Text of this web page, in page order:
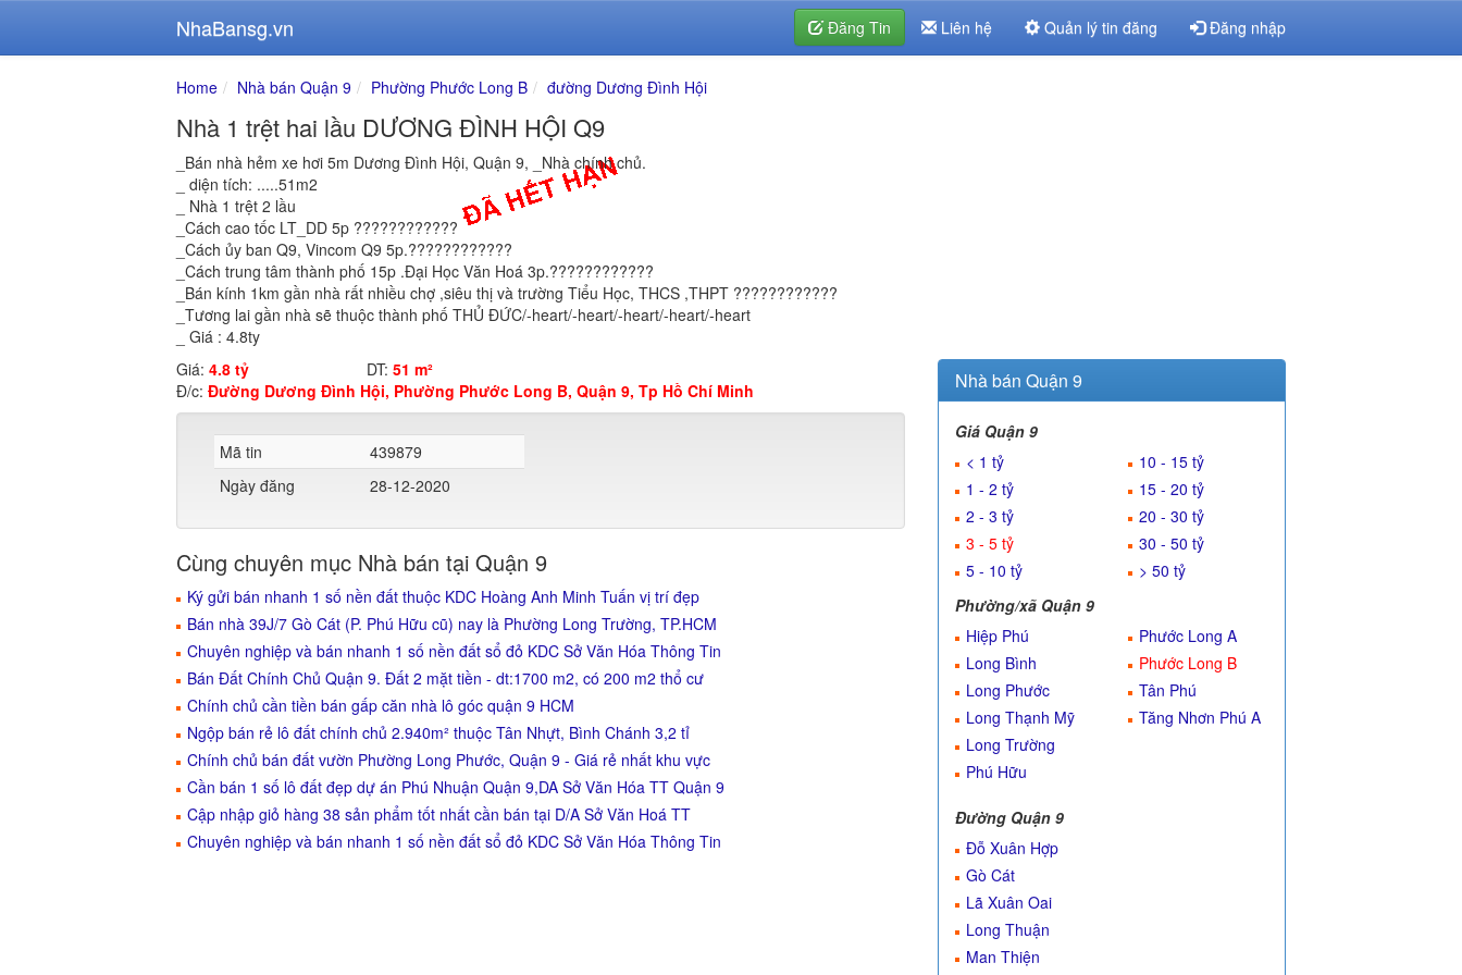
NhaBansg.vn Đăng Tin Liên hệ Quản lý tin đăng Đăng nhập
Home Nhà bán Quận 9 Phường Phước Long B đường Dương Đình Hội
Nhà 1 trệt hai lầu DƯƠNG ĐÌNH HỘI Q9
_Bán nhà hẻm xe hơi 5m Dương Đình Hội, Quận 9, _Nhà chính chủ.
_ diện tích: .....51m2
_ Nhà 1 trệt 2 lầu
_Cách cao tốc LT_DD 5p ????????????
_Cách ủy ban Q9, Vincom Q9 5p.????????????
_Cách trung tâm thành phố 15p .Đại Học Văn Hoá 3p.????????????
_Bán kính 1km gần nhà rất nhiều chợ ,siêu thị và trường Tiểu Học, THCS ,THPT ????????????
_Tương lai gần nhà sẽ thuộc thành phố THỦ ĐỨC/-heart/-heart/-heart/-heart/-heart
_ Giá : 4.8ty
Giá: 4.8 tỷ DT: 51 m²
Đ/c: Đường Dương Đình Hội, Phường Phước Long B, Quận 9, Tp Hồ Chí Minh
Mã tin
439879
Ngày đăng
28-12-2020
Cùng chuyên mục Nhà bán tại Quận 9
Ký gửi bán nhanh 1 số nền đất thuộc KDC Hoàng Anh Minh Tuấn vị trí đẹp
Bán nhà 39J/7 Gò Cát (P. Phú Hữu cũ) nay là Phường Long Trường, TP.HCM
Chuyên nghiệp và bán nhanh 1 số nền đất sổ đỏ KDC Sở Văn Hóa Thông Tin
Bán Đất Chính Chủ Quận 9. Đất 2 mặt tiền - dt:1700 m2, có 200 m2 thổ cư
Chính chủ cần tiền bán gấp căn nhà lô góc quận 9 HCM
Ngộp bán rẻ lô đất chính chủ 2.940m² thuộc Tân Nhựt, Bình Chánh 3,2 tỉ
Chính chủ bán đất vườn Phường Long Phước, Quận 9 - Giá rẻ nhất khu vực
Cần bán 1 số lô đất đẹp dự án Phú Nhuận Quận 9,DA Sở Văn Hóa TT Quận 9
Cập nhập giỏ hàng 38 sản phẩm tốt nhất cần bán tại D/A Sở Văn Hoá TT
Chuyên nghiệp và bán nhanh 1 số nền đất sổ đỏ KDC Sở Văn Hóa Thông Tin
Nhà bán Quận 9
Giá Quận 9
< 1 tỷ
1 - 2 tỷ
2 - 3 tỷ
3 - 5 tỷ
5 - 10 tỷ
10 - 15 tỷ
15 - 20 tỷ
20 - 30 tỷ
30 - 50 tỷ
> 50 tỷ
Phường/xã Quận 9
Hiệp Phú
Long Bình
Long Phước
Long Thạnh Mỹ
Long Trường
Phú Hữu
Phước Long A
Phước Long B
Tân Phú
Tăng Nhơn Phú A
Đường Quận 9
Đỗ Xuân Hợp
Gò Cát
Lã Xuân Oai
Long Thuận
Man Thiện